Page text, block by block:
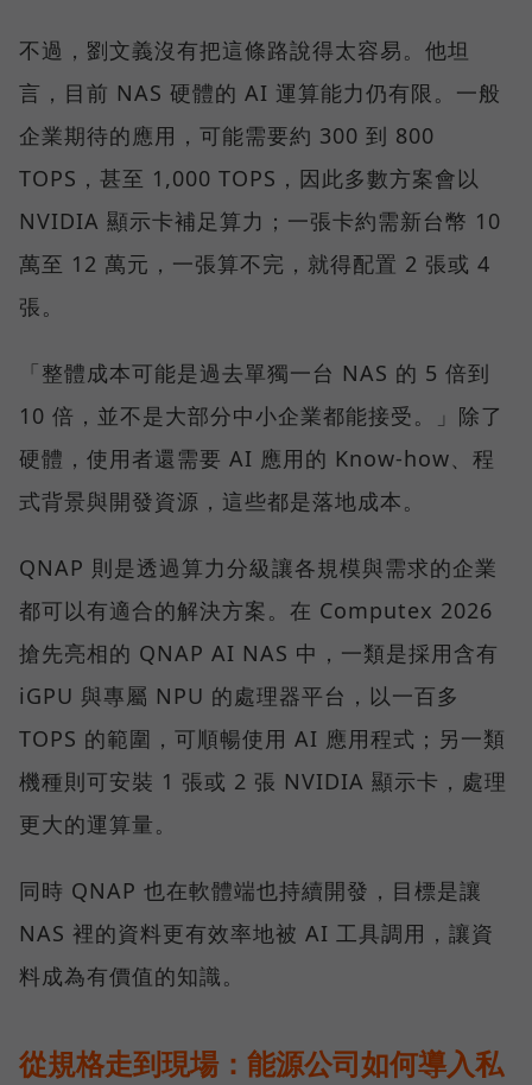
不過，劉文義沒有把這條路說得太容易。他坦
言，目前 NAS 硬體的 AI 運算能力仍有限。一般
企業期待的應用，可能需要約 300 到 800
TOPS，甚至 1,000 TOPS，因此多數方案會以
NVIDIA 顯示卡補足算力；一張卡約需新台幣 10
萬至 12 萬元，一張算不完，就得配置 2 張或 4
張。
「整體成本可能是過去單獨一台 NAS 的 5 倍到
10 倍，並不是大部分中小企業都能接受。」除了
硬體，使用者還需要 AI 應用的 Know-how、程
式背景與開發資源，這些都是落地成本。
QNAP 則是透過算力分級讓各規模與需求的企業
都可以有適合的解決方案。在 Computex 2026
搶先亮相的 QNAP AI NAS 中，一類是採用含有
iGPU 與專屬 NPU 的處理器平台，以一百多
TOPS 的範圍，可順暢使用 AI 應用程式；另一類
機種則可安裝 1 張或 2 張 NVIDIA 顯示卡，處理
更大的運算量。
同時 QNAP 也在軟體端也持續開發，目標是讓
NAS 裡的資料更有效率地被 AI 工具調用，讓資
料成為有價值的知識。
從規格走到現場：能源公司如何導入私